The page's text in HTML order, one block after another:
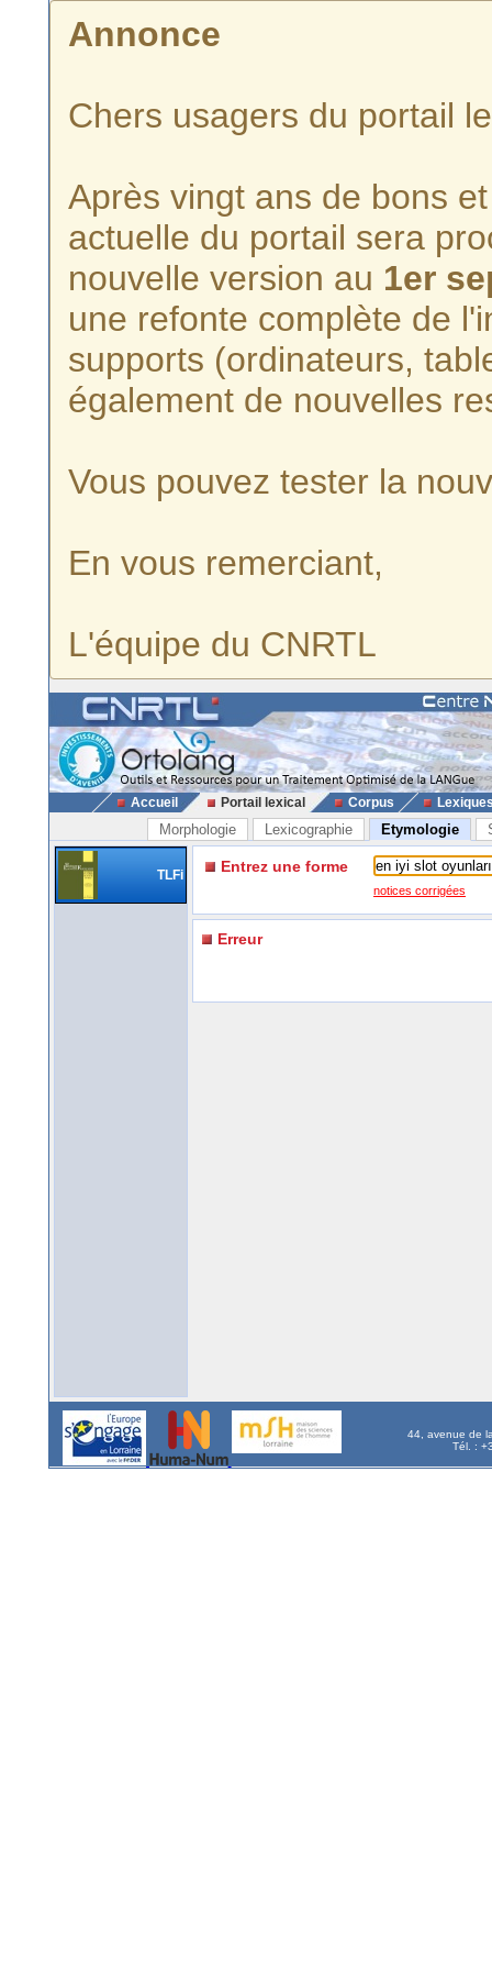
Annonce
Chers usagers du portail
Après vingt ans de bons
actuelle du portail sera
nouvelle version au 1er
une refonte complète de
supports (ordinateurs,
également de nouvelles
Vous pouvez tester la
En vous remerciant,
L'équipe du CNRTL
Accueil Portail lexical Corpus
Morphologie Lexicographie Etymologie
TLFi Entrez une forme
notices corrigées
Erreur
44, avenue de
Tél. :